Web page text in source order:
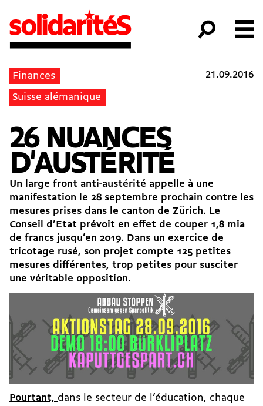
Finances
Suisse alémanique
21.09.2016
26 NUANCES
D'AUSTÉRITÉ
Un large front anti-austérité appelle à une
manifestation le 28 septembre prochain contre les
mesures prises dans le canton de Zürich. Le
Conseil d’Etat prévoit en effet de couper 1,8 mia
de francs jusqu’en 2019. Dans un exercice de
tricotage rusé, son projet compte 125 petites
mesures différentes, trop petites pour susciter
une véritable opposition.
Pourtant, dans le secteur de l’éducation, chaque